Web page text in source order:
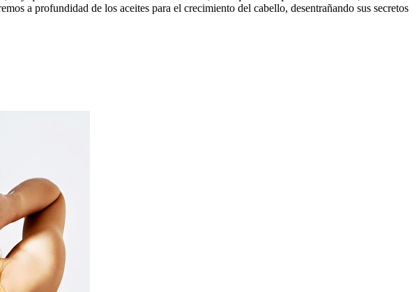
a profundidad de los aceites para el crecimiento del cabello, desentrañando sus secretos